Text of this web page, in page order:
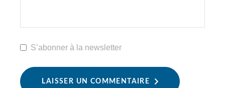
S’abonner à la newsletter
LAISSER UN COMMENTAIRE